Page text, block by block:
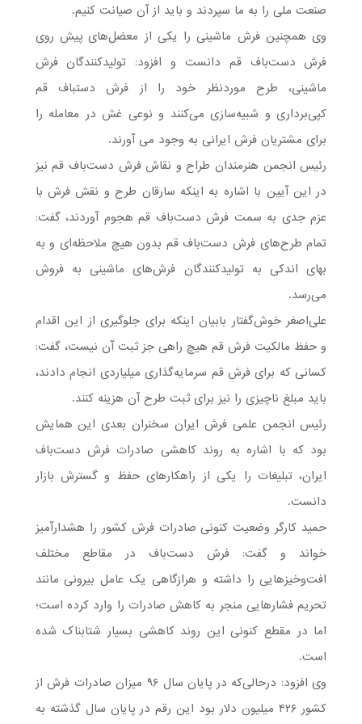
صنعت ملی را به ما سپردند و باید از آن صیانت کنیم.
وی همچنین فرش ماشینی را یکی از معضل‌های پیش روی
فرش دست‌باف قم دانست و افزود: تولیدکنندگان فرش
ماشینی، طرح موردنظر خود را از فرش دستباف قم
کپی‌برداری و شبیه‌سازی می‌کنند و نوعی غش در معامله را
برای مشتریان فرش ایرانی به وجود می آورند.
رئیس انجمن هنرمندان طراح و نقاش فرش دست‌باف قم نیز
در این آیین با اشاره به اینکه سارقان طرح و نقش فرش با
عزم جدی به سمت فرش دست‌باف قم هجوم آوردند، گفت:
تمام طرح‌های فرش دست‌باف قم بدون هیچ ملاحظه‌ای و به
بهای اندکی به تولیدکنندگان فرش‌های ماشینی به فروش
می‌رسد.
علی‌اصغر خوش‌گفتار بابیان اینکه برای جلوگیری از این اقدام
و حفظ مالکیت فرش قم هیچ راهی جز ثبت آن نیست، گفت:
کسانی که برای فرش قم‌ سرمایه‌گذاری میلیاردی انجام دادند،
باید مبلغ ناچیزی را نیز برای ثبت طرح آن هزینه کنند.
رئیس انجمن علمی فرش ایران سخنران بعدی این همایش
بود که با اشاره به روند کاهشی صادرات فرش دست‌باف
ایران، تبلیغات را یکی از راهکارهای حفظ و گسترش بازار
دانست.
حمید کارگر وضعیت کنونی صادرات فرش کشور را هشدارآمیز
خواند و گفت: فرش دست‌باف در مقاطع مختلف
افت‌وخیزهایی را داشته و هرازگاهی یک عامل بیرونی مانند
تحریم فشارهایی منجر به کاهش صادرات را وارد کرده است؛
اما در مقطع کنونی این روند کاهشی بسیار شتابناک شده
است.
وی افزود: درحالی‌که در پایان سال ۹۶ میزان صادرات فرش از
کشور ۴۲۶ میلیون دلار بود این رقم در پایان سال گذشته به